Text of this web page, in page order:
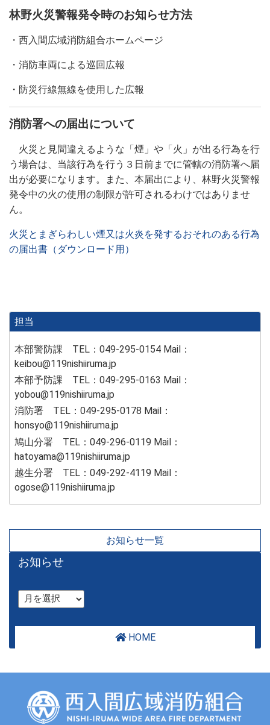
林野火災警報発令時のお知らせ方法
・西入間広域消防組合ホームページ
・消防車両による巡回広報
・防災行線無線を使用した広報
消防署への届出について
火災と見間違えるような「煙」や「火」が出る行為を行
う場合は、当該行為を行う３日前までに管轄の消防署へ届
出が必要になります。また、本届出により、林野火災警報
発令中の火の使用の制限が許可されるわけではありませ
ん。
火災とまぎらわしい煙又は火炎を発するおそれのある行為
の届出書（ダウンロード用）
担当
本部警防課 TEL：049-295-0154 Mail：
keibou@119nishiiruma.jp
本部予防課 TEL：049-295-0163 Mail：
yobou@119nishiiruma.jp
消防署 TEL：049-295-0178 Mail：
honsyo@119nishiiruma.jp
鳩山分署 TEL：049-296-0119 Mail：
hatoyama@119nishiiruma.jp
越生分署 TEL：049-292-4119 Mail：
ogose@119nishiiruma.jp
お知らせ一覧
お知らせ
HOME